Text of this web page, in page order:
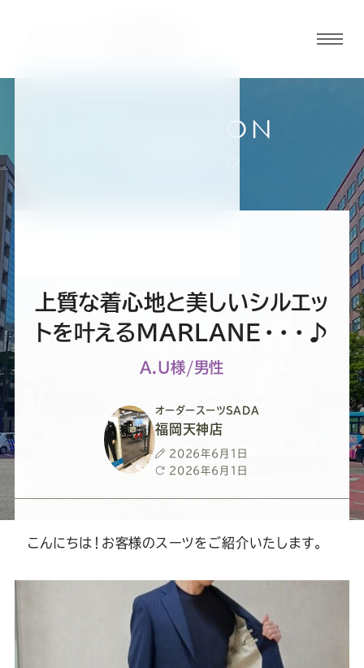
ダ
ツ
SADA
ダ
ス
ー
ツ
SADA
ダ
ー
ス
ー
ツ
SADA
の
公
ダ
ー
ス
ー
ツ
SADA
の
公
ダ
ー
ス
ー
ツ
SADA
の
公
COLLECTION
上質な着心地と美しいシルエッ
トを叶えるMARLANE・・・♪
A.U様/男性
オーダースーツSADA
福岡天神店
投
稿
2026年6月1日
最
2026年6月1日
こんにちは！お客様のスーツをご紹介いたします。